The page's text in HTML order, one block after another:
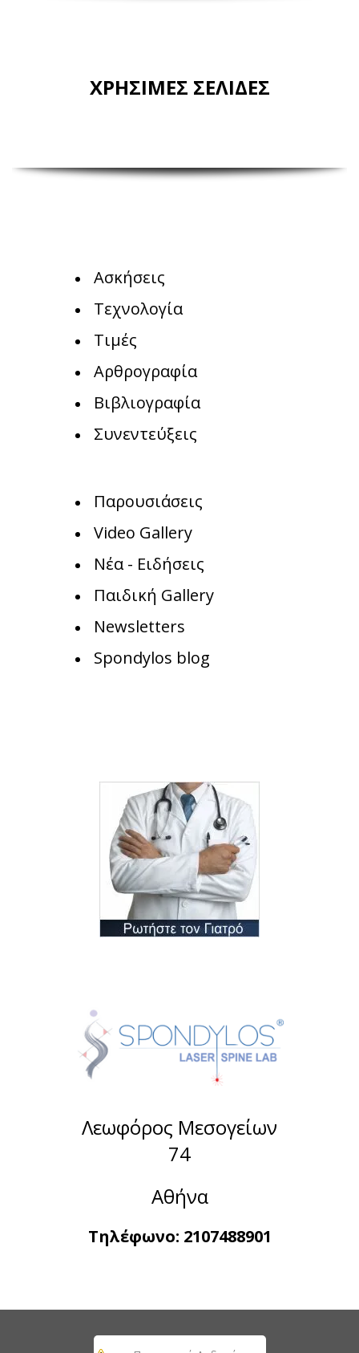
ΧΡΗΣΙΜΕΣ ΣΕΛΙΔΕΣ
Ασκήσεις
Τεχνολογία
Τιμές
Αρθρογραφία
Βιβλιογραφία
Συνεντεύξεις
Παρουσιάσεις
Video Gallery
Νέα - Ειδήσεις
Παιδική Gallery
Newsletters
Spondylos blog
Λεωφόρος Μεσογείων
74
Αθήνα
Τηλέφωνο: 2107488901